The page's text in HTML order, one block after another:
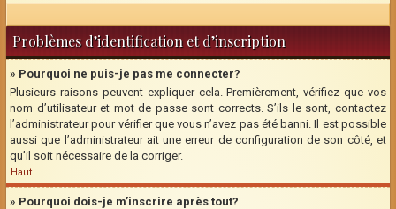
Problèmes d’identification et d’inscription
» Pourquoi ne puis-je pas me connecter?
Plusieurs raisons peuvent expliquer cela. Premièrement, vérifiez que vos
nom d’utilisateur et mot de passe sont corrects. S’ils le sont, contactez
l’administrateur pour vérifier que vous n’avez pas été banni. Il est possible
aussi que l’administrateur ait une erreur de configuration de son côté, et
qu’il soit nécessaire de la corriger.
Haut
» Pourquoi dois-je m’inscrire après tout?